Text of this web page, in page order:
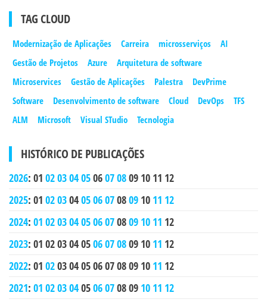
TAG CLOUD
Modernização de Aplicações Carreira microsserviços
AI
Gestão de Projetos
Azure
Arquitetura de software
Microservices
Gestão de Aplicações Palestra
DevPrime
Software
Desenvolvimento de software Cloud DevOps
TFS
ALM
Microsoft Visual STudio Tecnologia
HISTÓRICO DE PUBLICAÇÕES
2026: 01 0203040506070809 10 11 12
2025: 01 0203040506070809 10 11 12
2024: 01 0203040506070809 10 11 12
2023: 01 0203040506070809 10 11 12
2022: 01 0203040506070809 10 11 12
2021: 01 0203040506070809 10 11 12